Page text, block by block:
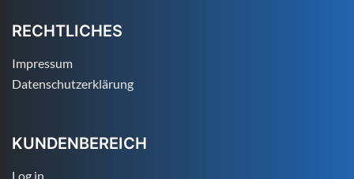
RECHTLICHES
Impressum
Datenschutzerklärung
KUNDENBEREICH
Log in